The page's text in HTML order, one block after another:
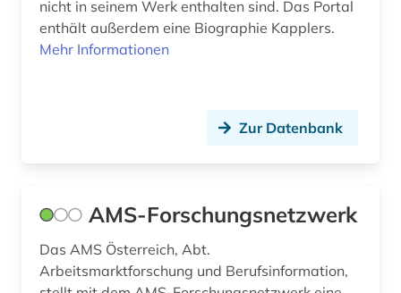
dänemark (3)
eheschließung (1)
eigentum (1)
einwanderung (2)
nicht in seinem Werk enthalten sind. Das Portal
enthält außerdem eine Biographie Kapplers.
Mehr Informationen
Zur Datenbank
AMS-Forschungsnetzwerk
Das AMS Österreich, Abt.
Arbeitsmarktforschung und Berufsinformation,